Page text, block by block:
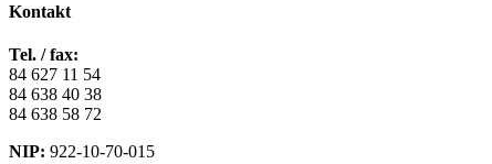
Kontakt
Tel. / fax:
84 627 11 54
84 638 40 38
84 638 58 72
NIP: 922-10-70-015